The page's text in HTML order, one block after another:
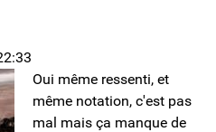
Oui même ressenti, et
même notation, c'est pas
mal mais ça manque de